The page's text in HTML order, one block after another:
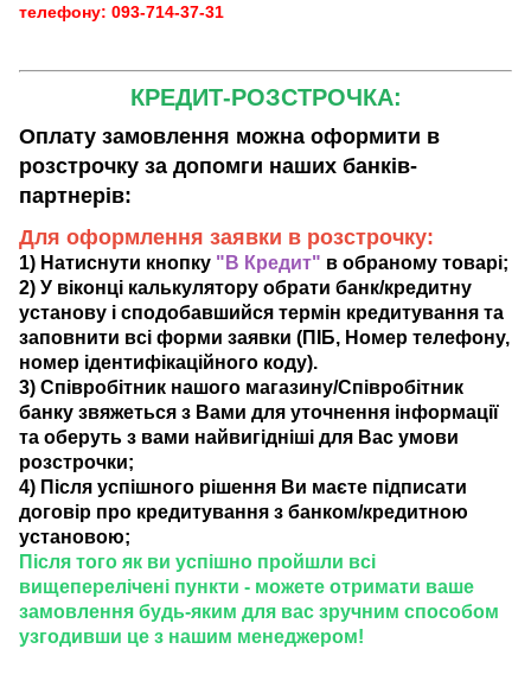
телефону: 093-714-37-31
КРЕДИТ-РОЗСТРОЧКА:
Оплату замовлення можна оформити в
розстрочку за допомги наших банків-
партнерів:
Для оформлення заявки в розстрочку:
1) Натиснути кнопку "В Кредит" в обраному товарі;
2) У віконці калькулятору обрати банк/кредитну
установу і сподобавшийся термін кредитування та
заповнити всі форми заявки (ПІБ, Номер телефону,
номер ідентифікаційного коду).
3) Співробітник нашого магазину/Співробітник
банку звяжеться з Вами для уточнення інформації
та оберуть з вами найвигідніші для Вас умови
розстрочки;
4) Після успішного рішення Ви маєте підписати
договір про кредитування з банком/кредитною
установою;
Після того як ви успішно пройшли всі
вищеперелічені пункти - можете отримати ваше
замовлення будь-яким для вас зручним способом
узгодивши це з нашим менеджером!